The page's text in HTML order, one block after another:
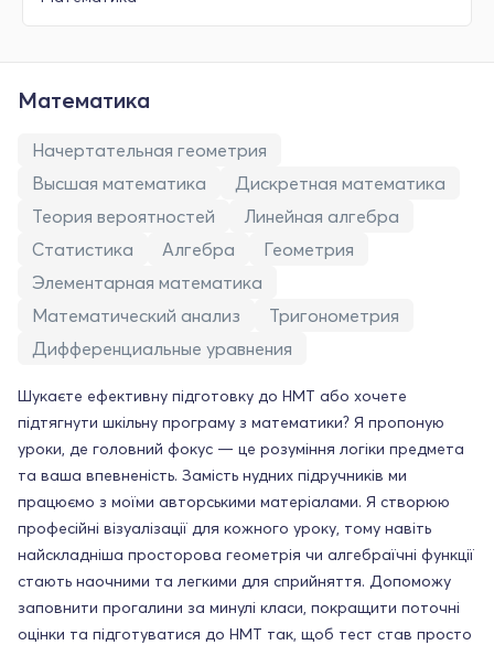
Математика
Начертательная геометрия
Высшая математика
Дискретная математика
Теория вероятностей
Линейная алгебра
Статистика
Алгебра
Геометрия
Элементарная математика
Математический анализ
Тригонометрия
Дифференциальные уравнения
Шукаєте ефективну підготовку до НМТ або хочете
підтягнути шкільну програму з математики? Я пропоную
уроки, де головний фокус — це розуміння логіки предмета
та ваша впевненість. Замість нудних підручників ми
працюємо з моїми авторськими матеріалами. Я створюю
професійні візуалізації для кожного уроку, тому навіть
найскладніша просторова геометрія чи алгебраїчні функції
стають наочними та легкими для сприйняття. Допоможу
заповнити прогалини за минулі класи, покращити поточні
оцінки та підготуватися до НМТ так, щоб тест став просто